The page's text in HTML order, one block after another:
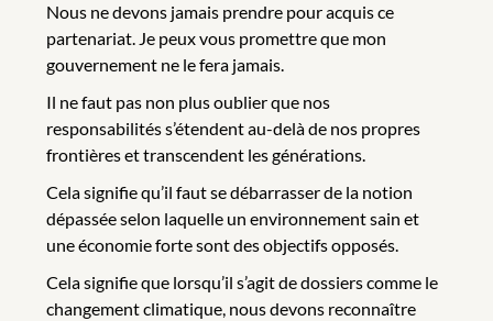
Nous ne devons jamais prendre pour acquis ce
partenariat. Je peux vous promettre que mon
gouvernement ne le fera jamais.
Il ne faut pas non plus oublier que nos
responsabilités s’étendent au-delà de nos propres
frontières et transcendent les générations.
Cela signifie qu’il faut se débarrasser de la notion
dépassée selon laquelle un environnement sain et
une économie forte sont des objectifs opposés.
Cela signifie que lorsqu’il s’agit de dossiers comme le
changement climatique, nous devons reconnaître